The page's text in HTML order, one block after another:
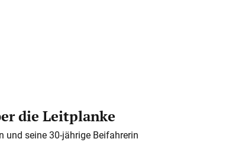
die Leitplanke
und seine 30-jährige Beifahrerin